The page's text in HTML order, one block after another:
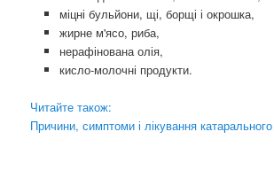
міцні бульйони, щі, борщі і окрошка,
жирне м'ясо, риба,
нерафінована олія,
кисло-молочні продукти.
Читайте також:
Причини, симптоми і лікування